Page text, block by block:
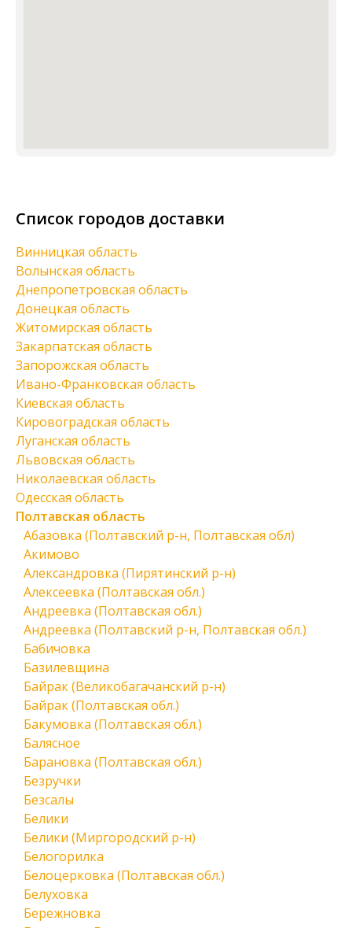
Список городов доставки
Винницкая область
Волынская область
Днепропетровская область
Донецкая область
Житомирская область
Закарпатская область
Запорожская область
Ивано-Франковская область
Киевская область
Кировоградская область
Луганская область
Львовская область
Николаевская область
Одесская область
Полтавская область
Абазовка (Полтавский р-н, Полтавская обл)
Акимово
Александровка (Пирятинский р-н)
Алексеевка (Полтавская обл.)
Андреевка (Полтавская обл.)
Андреевка (Полтавский р-н, Полтавская обл.)
Бабичовка
Базилевщина
Байрак (Великобагачанский р-н)
Байрак (Полтавская обл.)
Бакумовка (Полтавская обл.)
Балясное
Барановка (Полтавская обл.)
Безручки
Безсалы
Белики
Белики (Миргородский р-н)
Белогорилка
Белоцерковка (Полтавская обл.)
Белуховка
Бережновка